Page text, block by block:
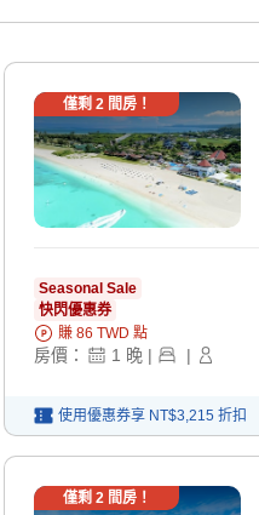
僅剩 2 間房！
Seasonal Sale
快閃優惠券
賺 86 TWD 點
房價： 1 晚 | |
使用優惠券享 NT$3,215 折扣
僅剩 2 間房！